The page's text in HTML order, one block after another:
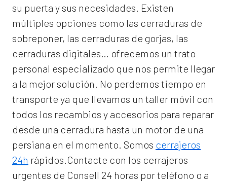
su puerta y sus necesidades. Existen
múltiples opciones como las cerraduras de
sobreponer, las cerraduras de gorjas, las
cerraduras digitales… ofrecemos un trato
personal especializado que nos permite llegar
a la mejor solución. No perdemos tiempo en
transporte ya que llevamos un taller móvil con
todos los recambios y accesorios para reparar
desde una cerradura hasta un motor de una
persiana en el momento. Somos cerrajeros
24h rápidos.Contacte con los cerrajeros
urgentes de Consell 24 horas por teléfono o a